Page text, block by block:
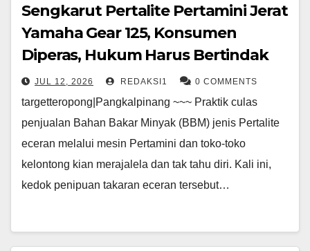
Sengkarut Pertalite Pertamini Jerat
Yamaha Gear 125, Konsumen
Diperas, Hukum Harus Bertindak
JUL 12, 2026 REDAKSI1 0 COMMENTS
targetteropong|Pangkalpinang ~~~ Praktik culas
penjualan Bahan Bakar Minyak (BBM) jenis Pertalite
eceran melalui mesin Pertamini dan toko-toko
kelontong kian merajalela dan tak tahu diri. Kali ini,
kedok penipuan takaran eceran tersebut…